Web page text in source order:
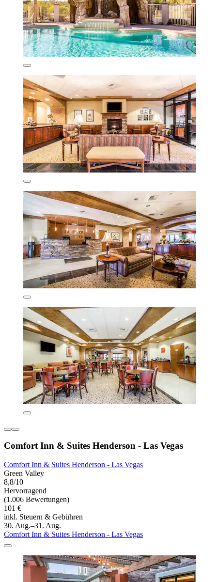
Comfort Inn & Suites Henderson - Las Vegas
Comfort Inn & Suites Henderson - Las Vegas
Green Valley
8,8/10
Hervorragend
(1.006 Bewertungen)
101 €
inkl. Steuern & Gebühren
30. Aug.–31. Aug.
Comfort Inn & Suites Henderson - Las Vegas